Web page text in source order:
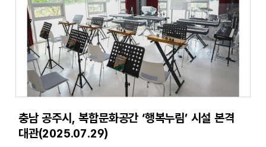
충남 공주시, 복합문화공간 ‘행복누림’ 시설 본격
대관(2025.07.29)